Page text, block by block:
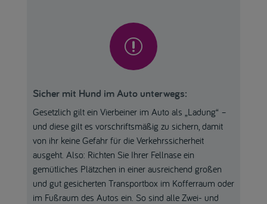
r
Sicher mit Hund im Auto unterwegs:
Gesetzlich gilt ein Vierbeiner im Auto als „Ladung“ –
und diese gilt es vorschriftsmäßig zu sichern, damit
von ihr keine Gefahr für die Verkehrssicherheit
ausgeht. Also: Richten Sie Ihrer Fellnase ein
gemütliches Plätzchen in einer ausreichend großen
und gut gesicherten Transportbox im Kofferraum oder
im Fußraum des Autos ein. So sind alle Zwei- und